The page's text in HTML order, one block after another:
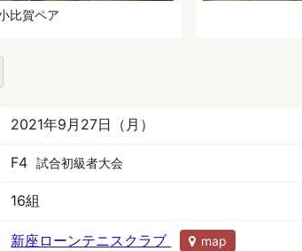
比賀ペア
2021年9月27日（月）
F4 試合初級者大会
16組
新座ローンテニスクラブ map